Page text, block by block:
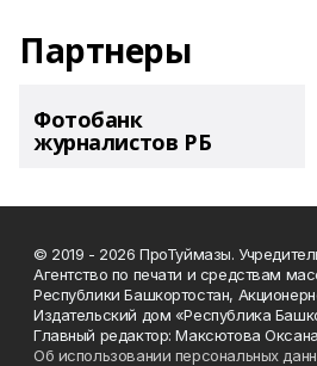
Партнеры
Фотобанк
журналистов РБ
© 2019 - 2026 ПроТуймазы.
Агентство по печати и средствам
Республики Башкортостан,
Издательский дом «Республика
Главный редактор: Максютова
Об использовании персональных